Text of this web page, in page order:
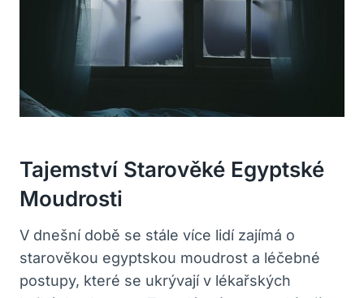
Tajemství Starověké Egyptské
Moudrosti
V dnešní době se stále více lidí zajímá o
starověkou egyptskou moudrost a léčebné
postupy, které se ukrývají v lékařských